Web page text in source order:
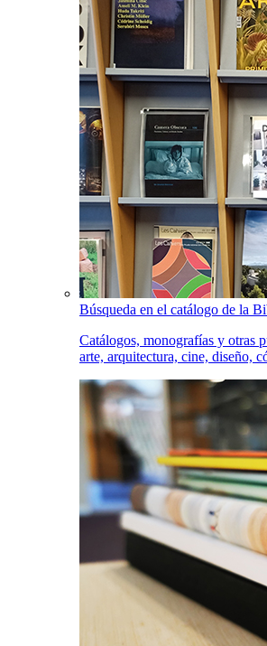
Búsqueda en el catálogo de la
Catálogos, monografías y otras
arte, arquitectura, cine, diseño,